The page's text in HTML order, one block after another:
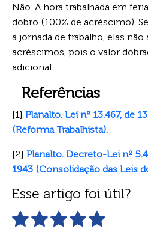
Não. A hora trabalhada em
dobro (100% de acréscimo).
a jornada de trabalho, elas
acréscimos, pois o valor
adicional.
Referências
[1] Planalto. Lei nº 13.467, de
(Reforma Trabalhista).
[2] Planalto. Decreto-Lei nº
1943 (Consolidação das Leis
Esse artigo foi útil?